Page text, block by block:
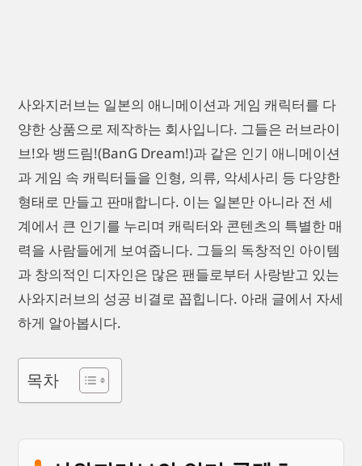
사와지러브는 일본의 애니메이션과 게임 캐릭터를 다
양한 상품으로 제작하는 회사입니다. 그들은 러브라이
브!와 뱅드림!(BanG Dream!)과 같은 인기 애니메이션
과 게임 속 캐릭터들을 인형, 의류, 악세사리 등 다양한
형태로 만들고 판매합니다. 이는 일본만 아니라 전 세
계에서 큰 인기를 누리며 캐릭터와 콘텐츠의 특별한 매
력을 사람들에게 보여줍니다. 그들의 독창적인 아이템
과 창의적인 디자인은 많은 팬들로부터 사랑받고 있는
사와지러브의 성공 비결로 꼽힙니다. 아래 글에서 자세
하게 알아봅시다.
목차